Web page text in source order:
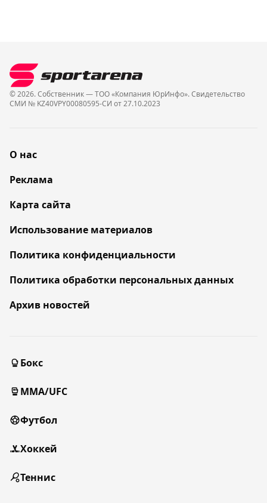
© 2026. Собственник — ТОО «Компания ЮрИнфо». Cвидетельство
СМИ № KZ40VPY00080595-СИ от 27.10.2023
О нас
Реклама
Карта сайта
Использование материалов
Политика конфиденциальности
Политика обработки персональных данных
Архив новостей
Бокс
MMA/UFC
Футбол
Хоккей
Теннис